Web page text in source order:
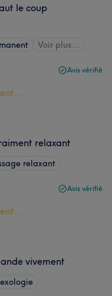
le coup
Voir plus...
Avis vérifié
relaxant
relaxant
Avis vérifié
vivement